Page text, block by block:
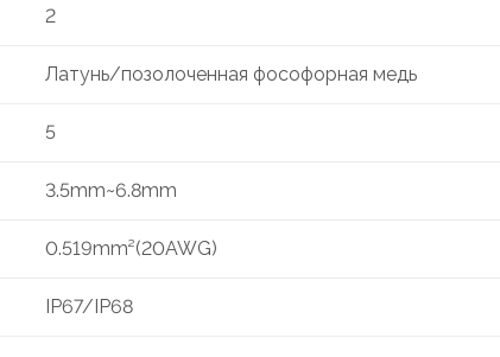
2
Латунь/позолоченная фософорная медь
5
3.5mm~6.8mm
0.519mm²(20AWG)
IP67/IP68